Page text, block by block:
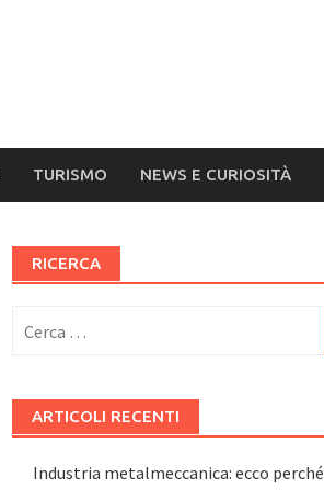
TURISMO NEWS E CURIOSITÀ
RICERCA
per:
ARTICOLI RECENTI
Industria metalmeccanica: ecco perché